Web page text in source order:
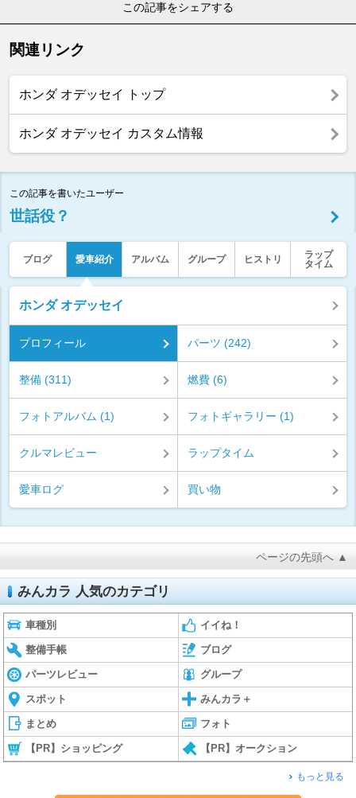
この記事をシェアする
関連リンク
ホンダ オデッセイ トップ
ホンダ オデッセイ カスタム情報
この記事を書いたユーザー
世話役？
ブログ 愛車紹介 アルバム グループ ヒストリ
ラップ
タイム
ホンダ オデッセイ
プロフィール パーツ (242)
整備 (311) 燃費 (6)
フォトアルバム (1) フォトギャラリー (1)
クルマレビュー ラップタイム
愛車ログ 買い物
ページの先頭へ ▲
みんカラ 人気のカテゴリ
車種別 イイね！
整備手帳 ブログ
パーツレビュー グループ
スポット みんカラ＋
まとめ フォト
【PR】ショッピング 【PR】オークション
もっと見る